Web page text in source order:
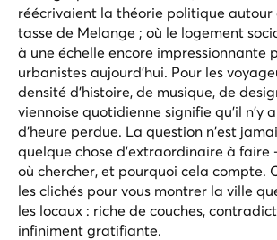
réécrivaient la théorie politique autour
tasse de Melange ; où le logement
à une échelle encore impressionnante
urbanistes aujourd'hui. Pour les
densité d'histoire, de musique, de
viennoise quotidienne signifie qu'il n'y
d'heure perdue. La question n'est
quelque chose d'extraordinaire à
où chercher, et pourquoi cela compte.
les clichés pour vous montrer la ville
les locaux : riche de couches,
infiniment gratifiante.